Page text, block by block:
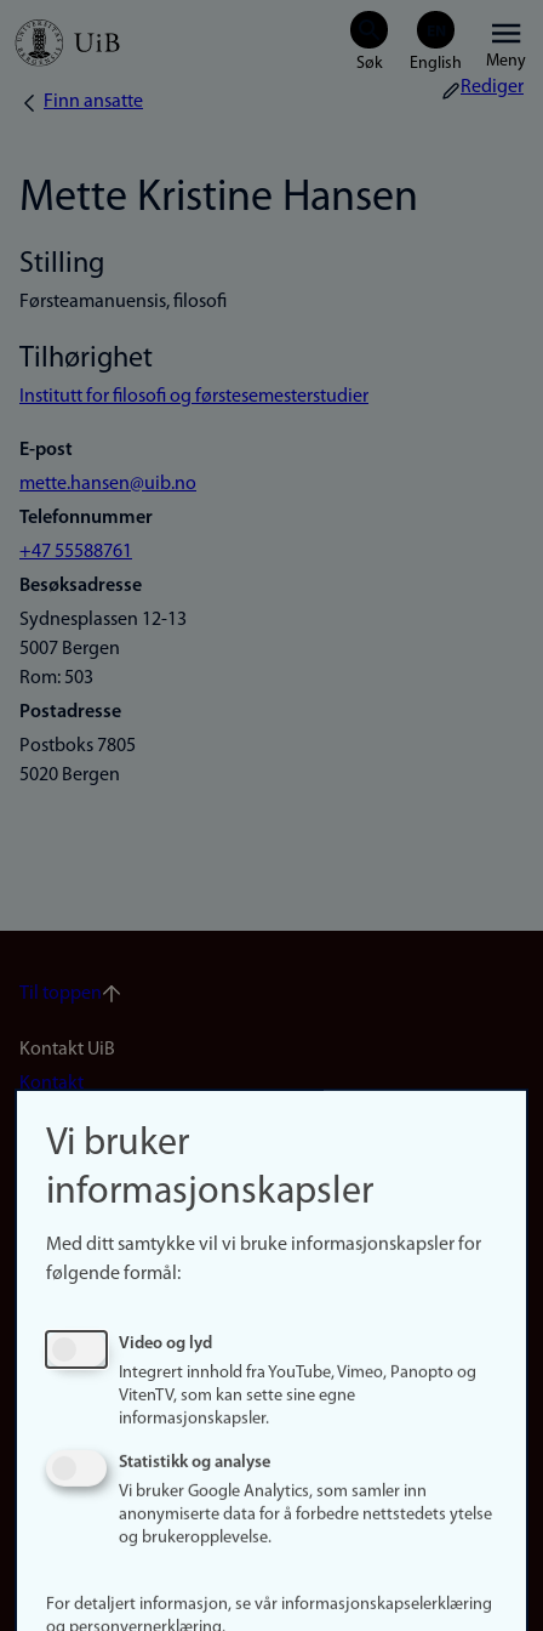
Hopp
Meny
Navigasjonssti
Finn ansatte
Rediger
Mette Kristine Hansen
Stilling
Førsteamanuensis, filosofi
Tilhørighet
Institutt for filosofi og førstesemesterstudier
E-post
mette.hansen@uib.no
Telefonnummer
+47 55588761
Besøksadresse
Sydnesplassen 12-13
5007 Bergen
Rom: 503
Postadresse
Postboks 7805
5020 Bergen
Til toppen
Footer
(no)
Kontakt UiB
Kontakt
Finn forsker
Presse
Finn studier
Ledige stillinger
Om nettstedet
Informasjonskapsler
Personvern
Vi bruker
informasjonskapsler
Med ditt samtykke vil vi bruke informasjonskapsler for
følgende formål:
Video og lyd
Integrert innhold fra YouTube, Vimeo, Panopto og
VitenTV, som kan sette sine egne
informasjonskapsler.
Statistikk og analyse
Vi bruker Google Analytics, som samler inn
anonymiserte data for å forbedre nettstedets ytelse
og brukeropplevelse.
For detaljert informasjon, se vår informasjonskapselerklæring